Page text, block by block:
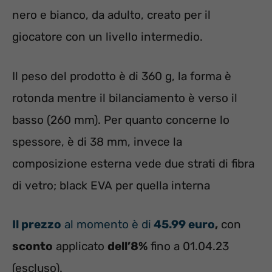
nero e bianco, da adulto, creato per il
giocatore con un livello intermedio.
Il peso del prodotto è di 360 g, la forma è
rotonda mentre il bilanciamento è verso il
basso (260 mm). Per quanto concerne lo
spessore, è di 38 mm, invece la
composizione esterna vede due strati di fibra
di vetro; black EVA per quella interna
Il prezzo al momento è di 45.99 euro, con
sconto applicato dell’8% fino a 01.04.23
(escluso).